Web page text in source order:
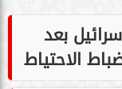
بعد
الاحتياط